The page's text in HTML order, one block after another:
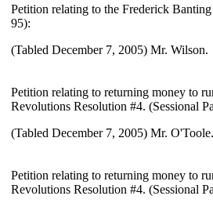
Petition relating to the Frederick
95):
(Tabled December 7, 2005) Mr. Wilson.
Petition relating to returning money to
Revolutions Resolution #4. (Sessional
(Tabled December 7, 2005) Mr. O'Toole.
Petition relating to returning money to
Revolutions Resolution #4. (Sessional